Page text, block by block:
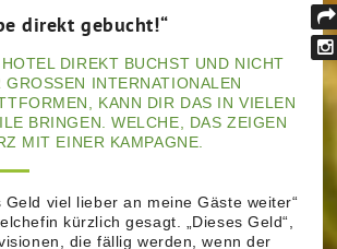
direkt gebucht!“
DIREKT BUCHST UND NICHT
INTERNATIONALEN B
KANN DIR DAS IN VIELEN F
BRINGEN. WELCHE, DAS ZEIGEN W
MIT EINER KAMPAGNE.
Geld viel lieber an meine Gäste weiter“
kürzlich gesagt. „Dieses Geld“,
die fällig werden, wenn der